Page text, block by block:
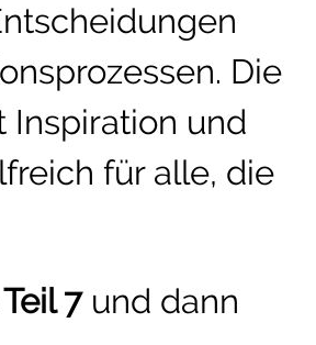
Die
Inspiration und
für alle, die
7und dann